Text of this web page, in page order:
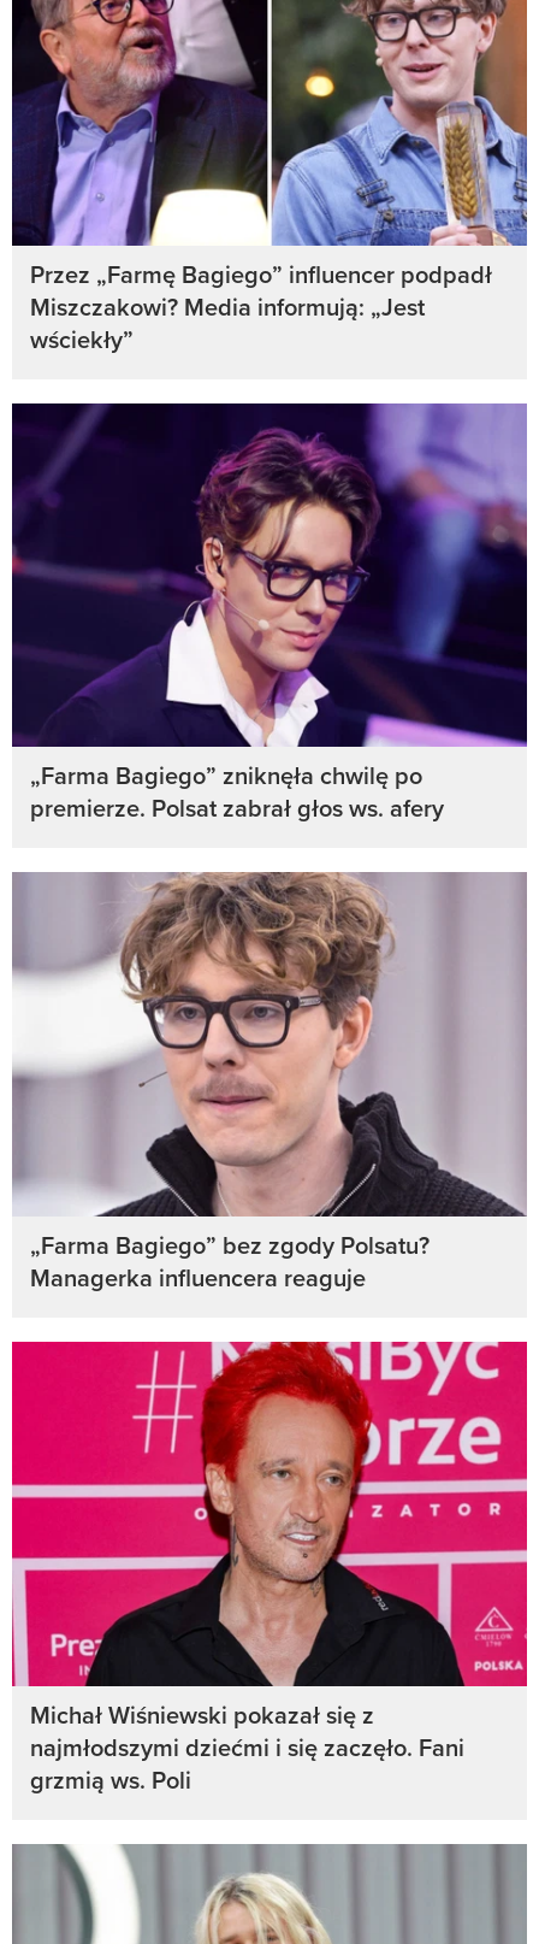
Przez „Farmę Bagiego” influencer podpadł
Miszczakowi? Media informują: „Jest
wściekły”
„Farma Bagiego” zniknęła chwilę po
premierze. Polsat zabrał głos ws. afery
„Farma Bagiego” bez zgody Polsatu?
Managerka influencera reaguje
Michał Wiśniewski pokazał się z
najmłodszymi dziećmi i się zaczęło. Fani
grzmią ws. Poli